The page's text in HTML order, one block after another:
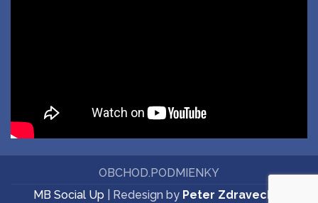
OBCHOD.PODMIENKY
MB Social Up
| Redesign by Peter Zdravecký